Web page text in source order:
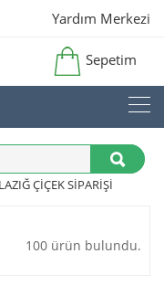
Yardım Merkezi
Sepetim
ÇIÇEK SIPARIŞI
100 ürün bulundu.